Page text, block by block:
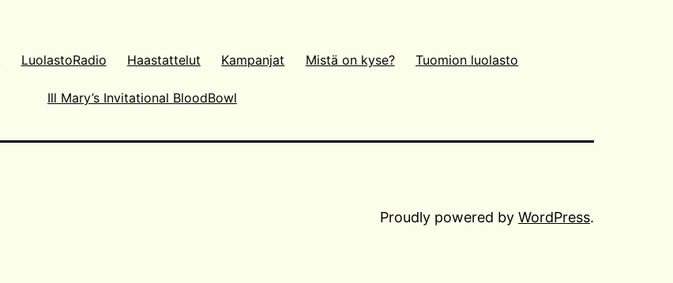
LuolastoRadio Haastattelut Kampanjat Mistä on kyse? Tuomion luolasto
Ill Mary’s Invitational BloodBowl
Proudly powered by WordPress.